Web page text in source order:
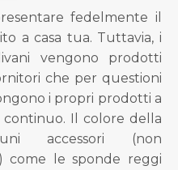
fedelmente il
a casa tua. Tuttavia, i
vengono prodotti
che per questioni
i propri prodotti a
continuo. Il colore della
accessori (non
come le sponde reggi